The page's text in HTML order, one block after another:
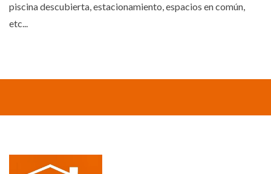
piscina descubierta, estacionamiento, espacios en común,
etc...